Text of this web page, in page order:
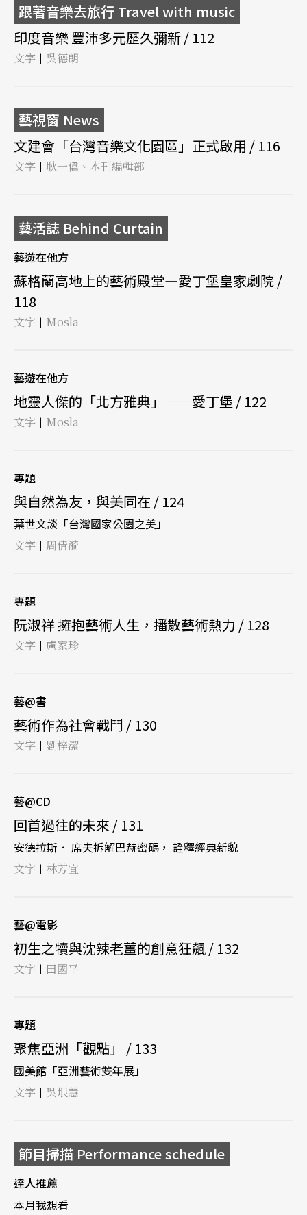
跟著音樂去旅行 Travel with music
印度音樂 豐沛多元歷久彌新 / 112
文字 | 吳德朗
藝視窗 News
文建會「台灣音樂文化園區」正式啟用 / 116
文字 | 耿一偉、本刊編輯部
藝活誌 Behind Curtain
藝遊在他方
蘇格蘭高地上的藝術殿堂—愛丁堡皇家劇院 /
118
文字 | Mosla
藝遊在他方
地靈人傑的「北方雅典」——愛丁堡 / 122
文字 | Mosla
專題
與自然為友，與美同在 / 124
葉世文談「台灣國家公園之美」
文字 | 周倩漪
專題
阮淑祥 擁抱藝術人生，播散藝術熱力 / 128
文字 | 盧家珍
藝@書
藝術作為社會戰鬥 / 130
文字 | 劉梓潔
藝@CD
回首過往的未來 / 131
安德拉斯． 席夫拆解巴赫密碼， 詮釋經典新貌
文字 | 林芳宜
藝@電影
初生之犢與沈辣老薑的創意狂飆 / 132
文字 | 田國平
專題
聚焦亞洲「觀點」 / 133
國美館「亞洲藝術雙年展」
文字 | 吳垠慧
節目掃描 Performance schedule
達人推薦
本月我想看